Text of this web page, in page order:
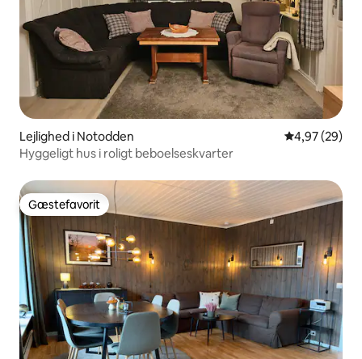
Lejlighed i Notodden 4,97 ud af 5 i
4,97 (29)
Hyggeligt hus i roligt beboelseskvarter
Gæstefavorit
Gæstefavorit